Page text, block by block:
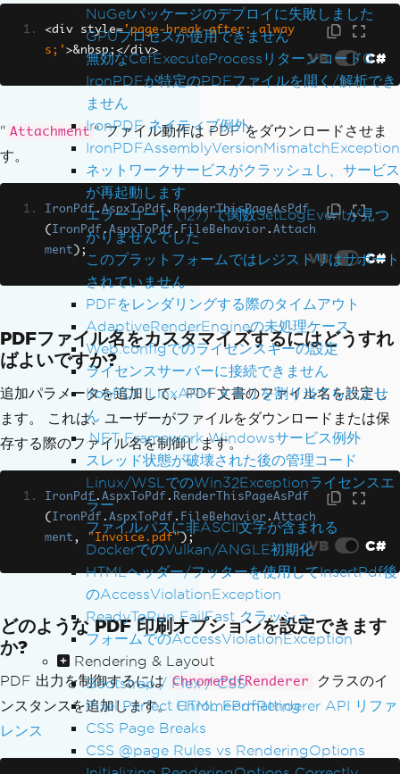
NuGetパッケージのデプロイに失敗しました
GPUプロセスが使用できません
無効なCefExecuteProcessリターンコード0
IronPDFが特定のPDFファイルを開く/解析でき
ません
IronPDF ネイティブ例外
IronPDFAssemblyVersionMismatchException
ネットワークサービスがクラッシュし、サービス
が再起動します
エラーコード (127) で関数SetLogEventが見つ
かりませんでした
このプラットフォームではレジストリはサポート
されていません
PDFをレンダリングする際のタイムアウト
AdaptiveRenderEngineの未処理ケース
Web.configでのライセンスキーの設定
ライセンスサーバーに接続できません
IronPDF LinxARM メモリを割り当てられませ
ん
.NET Framework Windowsサービス例外
スレッド状態が破壊された後の管理コード
Linux/WSLでのWin32Exceptionライセンスエ
ラー
ファイルパスに非ASCII文字が含まれる
DockerでのVulkan/ANGLE初期化
HTMLヘッダー/フッターを使用してInsertPdf後
のAccessViolationException
ReadyToRun FailFast クラッシュ
フォームでのAccessViolationException
Rendering & Layout
Bootstrap / Flex / CSS
Pixel Perfect HTML Formatting
CSS Page Breaks
CSS @page Rules vs RenderingOptions
<div style='page-break-after: alway
s;' >&nbsp;</div> VB C#
" Attachment " ファイル動作は PDF をダウンロードさせま
す。
IronPdf. AspxToPdf. RenderThisPageAsPdf
( IronPdf . AspxToPdf. FileBehavior . Attach
ment ); VB C#
PDFファイル名をカスタマイズするにはどうすれ
ばよいですか?
追加パラメータを追加して、PDF文書のファイル名を設定し
ます。 これは、ユーザーがファイルをダウンロードまたは保
存する際のファイル名を制御します。
IronPdf. AspxToPdf . RenderThisPageAsPdf
( IronPdf . AspxToPdf . FileBehavior . Attach
ment , "Invoice.pdf" ); VB C#
どのような PDF 印刷オプションを設定できます
か?
PDF 出力を制御するには ChromePdfRenderer
クラスのイ
ンスタンスを追加します。 ChromePdfRenderer API リファ
レンス